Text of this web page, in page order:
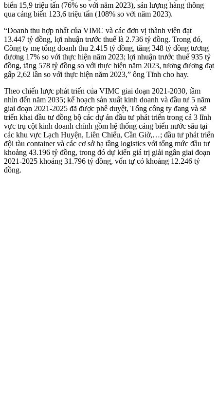
biển 15,9 triệu tấn (76% so với năm 2023), sản lượng hàng thông
qua cảng biển 123,6 triệu tấn (108% so với năm 2023).
“Doanh thu hợp nhất của VIMC và các đơn vị thành viên đạt
13.447 tỷ đồng, lợi nhuận trước thuế là 2.736 tỷ đồng. Trong đó,
Công ty mẹ tổng doanh thu 2.415 tỷ đồng, tăng 348 tỷ đồng tương
đương 17% so với thực hiện năm 2023; lợi nhuận trước thuế 935 tỷ
đồng, tăng 578 tỷ đồng so với thực hiện năm 2023, tương đương đạt
gấp 2,62 lần so với thực hiện năm 2023,” ông Tĩnh cho hay.
Theo chiến lược phát triển của VIMC giai đoạn 2021-2030, tầm
nhìn đến năm 2035; kế hoạch sản xuất kinh doanh và đầu tư 5 năm
giai đoạn 2021-2025 đã được phê duyệt, Tổng công ty đang và sẽ
triển khai đầu tư đồng bộ các dự án đầu tư phát triển trong cả 3 lĩnh
vực trụ cột kinh doanh chính gồm hệ thống cảng biển nước sâu tại
các khu vực Lạch Huyện, Liên Chiểu, Cần Giờ,…; đầu tư phát triển
đội tàu container và các cơ sở hạ tầng logistics với tổng mức đầu tư
khoảng 43.196 tỷ đồng, trong đó dự kiến giá trị giải ngân giai đoạn
2021-2025 khoảng 31.796 tỷ đồng, vốn tự có khoảng 12.246 tỷ
đồng.